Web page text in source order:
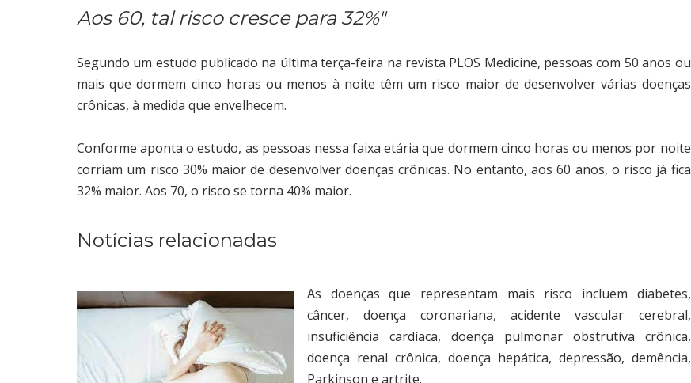
Aos 60, tal risco cresce para 32%"
Segundo um estudo publicado na última terça-feira na revista PLOS Medicine, pessoas com 50 anos ou
mais que dormem cinco horas ou menos à noite têm um risco maior de desenvolver várias doenças
crônicas, à medida que envelhecem.
Conforme aponta o estudo, as pessoas nessa faixa etária que dormem cinco horas ou menos por noite
corriam um risco 30% maior de desenvolver doenças crônicas. No entanto, aos 60 anos, o risco já fica
32% maior. Aos 70, o risco se torna 40% maior.
Notícias relacionadas
As doenças que representam mais risco incluem diabetes,
câncer, doença coronariana, acidente vascular cerebral,
insuficiência cardíaca, doença pulmonar obstrutiva crônica,
doença renal crônica, doença hepática, depressão, demência,
Parkinson e artrite.